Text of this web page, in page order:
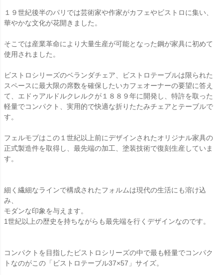
１９世紀後半のパリでは芸術家や作家がカフェやビストロに集い、
華やかな文化が花開きました。
そこでは産業革命により大量生産が可能となった鋼が家具に初めて
使用されました。
ビストロシリーズのベランダチェア、ビストロテーブルは限られた
スペースに最大限の席数を確保したいカフェオーナーの要望に答え
て、エドゥアルドルクレルクが１８８９年に開発し、特許を取った
軽量でコンパクト、実用的で快適な折りたたみチェアとテーブルで
す。
フェルモブはこの１世紀以上前にデザインされたオリジナル家具の
正式製造件を取得し、最先端の加工、塗装技術で復刻生産していま
す。
細く繊細なラインで構成されたフォルムは現代の生活にも溶け込
み、
モダンな印象を与えます。
1世紀以上の歴史を持ちながらも最先端を行くデザインなのです。
コンパクトを目指したビストロシリーズの中で最も軽量でコンパク
トなのがこの「ビストロテーブル37×57」サイズ。